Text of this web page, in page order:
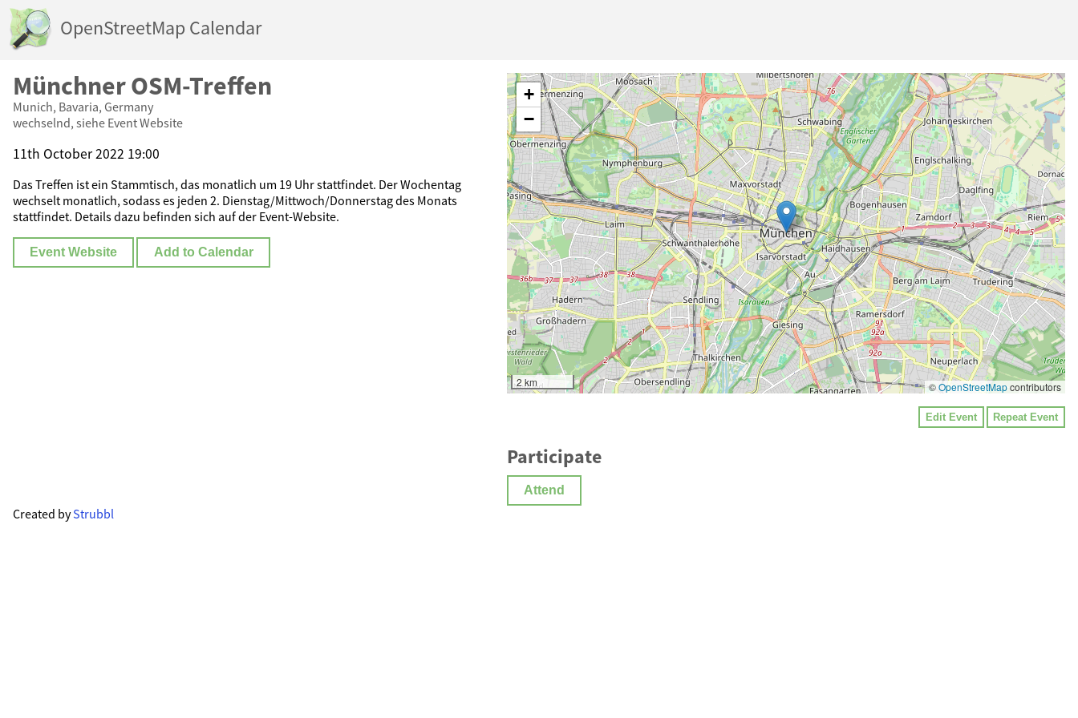
OpenStreetMap Calendar
Münchner OSM-Treffen
Munich, Bavaria, Germany
wechselnd, siehe Event Website
11th October 2022 19:00
Das Treffen ist ein Stammtisch, das monatlich um 19 Uhr stattfindet. Der Wochentag
wechselt monatlich, sodass es jeden 2. Dienstag/Mittwoch/Donnerstag des Monats
stattfindet. Details dazu befinden sich auf der Event-Website.
Event Website Add to Calendar
+
−
2 km ©OpenStreetMapcontributors
Edit Event Repeat Event
Participate
Attend
Created byStrubbl